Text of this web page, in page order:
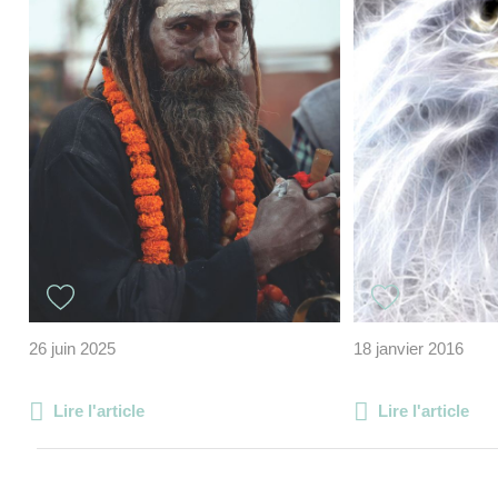
26 juin 2025
Lire l'article
18 janvier 2016
Lire l'article